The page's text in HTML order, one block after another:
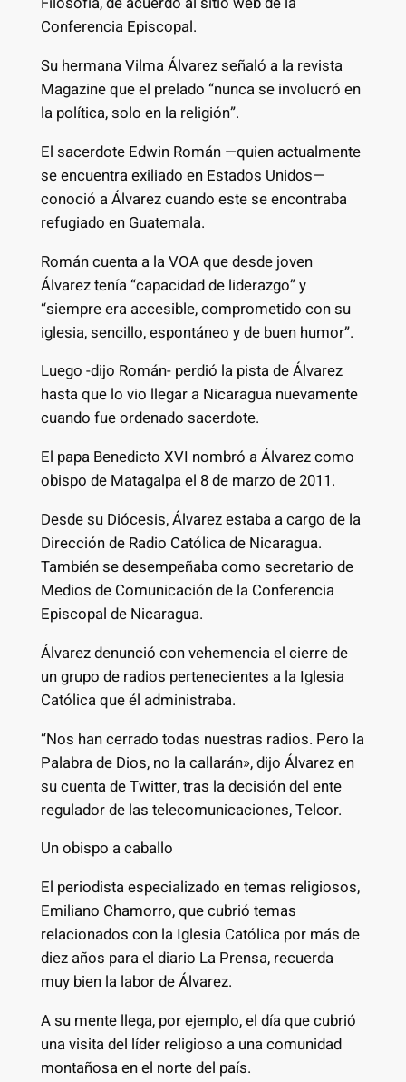
Conferencia Episcopal.
Su hermana Vilma Álvarez señaló a la revista
Magazine que el prelado “nunca se involucró en
la política, solo en la religión”.
El sacerdote Edwin Román —quien actualmente
se encuentra exiliado en Estados Unidos—
conoció a Álvarez cuando este se encontraba
refugiado en Guatemala.
Román cuenta a la VOA que desde joven
Álvarez tenía “capacidad de liderazgo” y
“siempre era accesible, comprometido con su
iglesia, sencillo, espontáneo y de buen humor”.
Luego -dijo Román- perdió la pista de Álvarez
hasta que lo vio llegar a Nicaragua nuevamente
cuando fue ordenado sacerdote.
El papa Benedicto XVI nombró a Álvarez como
obispo de Matagalpa el 8 de marzo de 2011.
Desde su Diócesis, Álvarez estaba a cargo de la
Dirección de Radio Católica de Nicaragua.
También se desempeñaba como secretario de
Medios de Comunicación de la Conferencia
Episcopal de Nicaragua.
Álvarez denunció con vehemencia el cierre de
un grupo de radios pertenecientes a la Iglesia
Católica que él administraba.
“Nos han cerrado todas nuestras radios. Pero la
Palabra de Dios, no la callarán», dijo Álvarez en
su cuenta de Twitter, tras la decisión del ente
regulador de las telecomunicaciones, Telcor.
Un obispo a caballo
El periodista especializado en temas religiosos,
Emiliano Chamorro, que cubrió temas
relacionados con la Iglesia Católica por más de
diez años para el diario La Prensa, recuerda
muy bien la labor de Álvarez.
A su mente llega, por ejemplo, el día que cubrió
una visita del líder religioso a una comunidad
montañosa en el norte del país.